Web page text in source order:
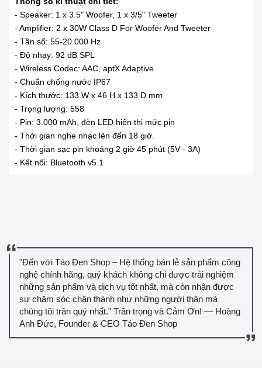
- Speaker: 1 x 3.5" Woofer, 1 x 3/5" Tweeter
- Amplifier: 2 x 30W Class D For Woofer And Tweeter
- Tần số: 55-20.000 Hz
- Độ nhạy: 92 dB SPL
- Wireless Codec: AAC, aptX Adaptive
- Chuẩn chống nước IP67
- Kích thước: 133 W x 46 H x 133 D mm
- Trọng lượng: 558
- Pin: 3.000 mAh, đèn LED hiển thị mức pin
- Thời gian nghe nhạc lên đến 18 giờ.
- Thời gian sạc pin khoảng 2 giờ 45 phút (5V - 3A)
- Kết nối: Bluetooth v5.1
"Đến với Táo Đen Shop – Hệ thống bán lẻ sản phẩm công
nghệ chính hãng, quý khách không chỉ được trải nghiệm
những sản phẩm và dịch vụ tốt nhất, mà còn nhận được
sự chăm sóc chân thành như những người thân mà
chúng tôi trân quý nhất." Trân trọng và Cảm Ơn! — Hoàng
Anh Đức, Founder & CEO Táo Đen Shop